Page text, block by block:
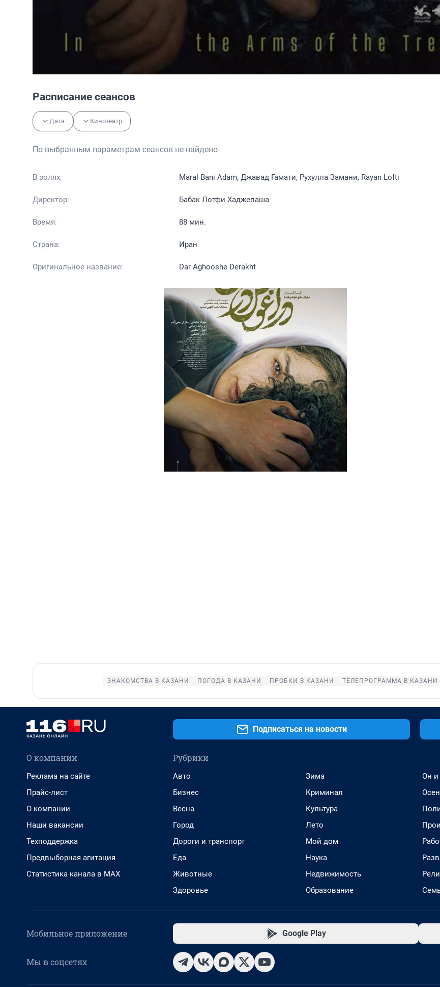
Расписание сеансов
Дата Кинотеатр
По выбранным параметрам сеансов не найдено
В ролях: Maral Bani Adam, Джавад Гамати, Рухулла Замани, Rayan Lofti
Директор: Бабак Лотфи Хаджепаша
Время: 88 мин.
Страна: Иран
Оригинальное название: Dar Aghooshe Derakht
ЗНАКОМСТВА В КАЗАНИ ПОГОДА В КАЗАНИ ПРОБКИ В КАЗАНИ ТЕЛЕПРОГРАММА В КАЗАНИ
Подписаться на новости
О компании
Реклама на сайте
Прайс-лист
О компании
Наши вакансии
Техподдержка
Предвыборная агитация
Статистика канала в MAX
Рубрики
Авто
Бизнес
Весна
Город
Дороги и транспорт
Еда
Животные
Здоровье
Зима
Криминал
Культура
Лето
Мой дом
Наука
Недвижимость
Образование
Он и
Мобильное приложение Google Play
Мы в соцсетях